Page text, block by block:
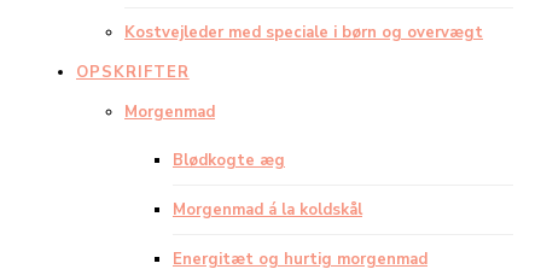
Kostvejleder med speciale i børn og overvægt
OPSKRIFTER
Morgenmad
Blødkogte æg
Morgenmad á la koldskål
Energitæt og hurtig morgenmad